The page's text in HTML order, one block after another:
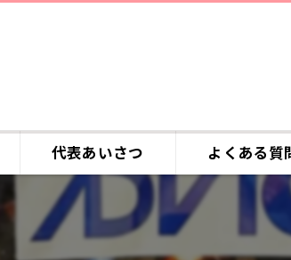
代表あいさつ よくある質